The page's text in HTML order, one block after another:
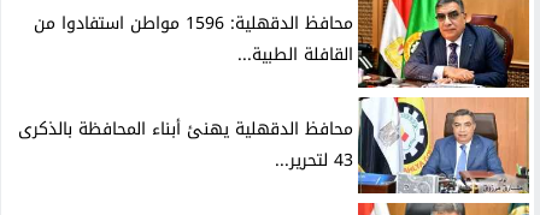
محافظ الدقهلية: 1596 مواطن استفادوا من
القافلة الطبية...
محافظ الدقهلية يهنئ أبناء المحافظة بالذكرى
43 لتحرير...